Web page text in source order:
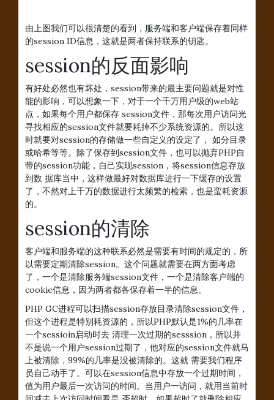
由上图我们可以很清楚的看到，服务端和客户端保存着同样
的session ID信息，这就是两者保持联系的钥匙。
session的反面影响
有好处必然也有坏处，session带来的最主要问题就是对性
能的影响，可以想象一下，对于一个千万用户级的web站
点，如果每个用户都保存 session文件，那每次用户访问光
寻找相应的session文件就要耗掉不少系统资源的。所以这
时就要对session的存储做一些自定义的设定了， 如分目录
或哈希等等。除了保存到session文件，也可以抛弃PHP自
带的session功能，自己实现session，将session信息存放
到数 据库当中，这样做最好对数据库进行一下缓存的设置
了，不然对上千万的数据进行太频繁的检索，也是蛮耗资源
的。
session的清除
客户端和服务端的这种联系必然是需要有时间的规定的，所
以需要定期清除session。这个问题就需要在两方面考虑
了，一个是清除服务端session文件，一个是清除客户端的
cookie信息，因为两者都各保存着一半的信息。
PHP GC进程可以扫描session存放目录清除session文件，
但这个进程是特别耗资源的，所以PHP默认是1%的几率在
一个sessioin启动时去 清理一次过期的sesssion，所以并
不是说一个用户session过期了，他对应的session文件就马
上被清除，99%的几率是没被清除的。这就 需要我们程序
员自己动手了。可以在session信息中存放一个过期时间，
值为用户最后一次访问的时间。当用户一访问，就用当前时